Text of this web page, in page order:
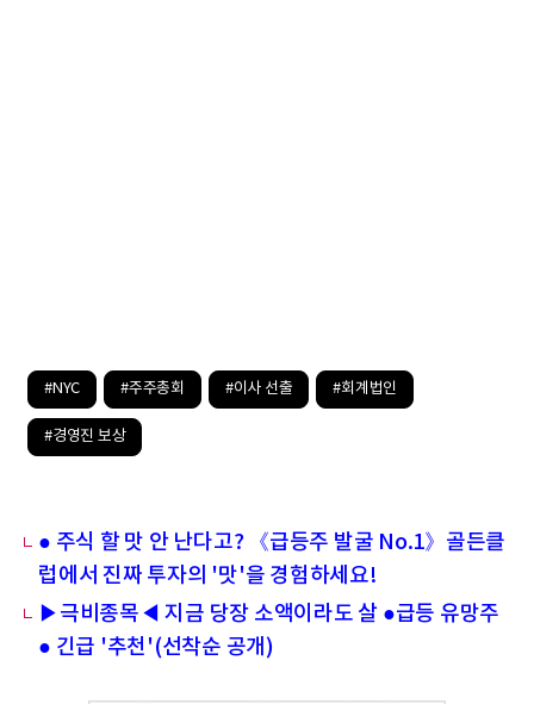
#NYC #주주총회 #이사 선출 #회계법인
#경영진 보상
● 주식 할 맛 안 난다고? 《급등주 발굴 No.1》골든클
럽에서 진짜 투자의 '맛'을 경험하세요!
▶극비종목◀ 지금 당장 소액이라도 살 ●급등 유망주
● 긴급 '추천'(선착순 공개)